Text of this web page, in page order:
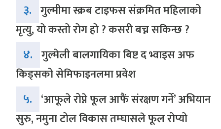
३. गुल्मीमा स्क्रब टाइफस संक्रमित महिलाको
मृत्यु, यो कस्तो रोग हो ? कसरी बच्न सकिन्छ ?
४. गुल्मेली बालगायिका बिष्ट द भ्वाइस अफ
किड्सको सेमिफाइनलमा प्रवेश
५. ‘आफूले रोप्ने फूल आफैं संरक्षण गर्ने’ अभियान
सुरु, नमुना टोल विकास तम्घासले फूल रोप्यो